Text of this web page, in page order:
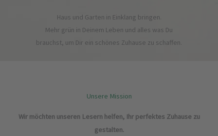
Haus und Garten in Einklang bringen.
Mehr grün in Deinem Leben und alles was Du
brauchst, um Dir ein schönes Zuhause zu schaffen.
Unsere Mission
Wir möchten unseren Lesern helfen, Ihr perfektes Zuhause zu
gestalten.